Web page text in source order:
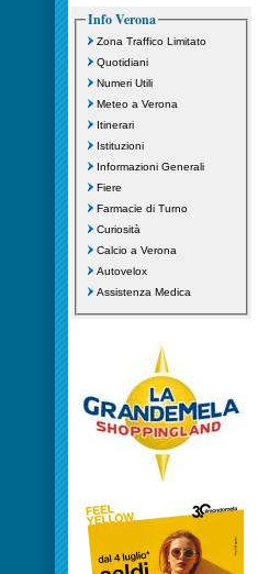
Info Verona
Zona Traffico Limitato
Quotidiani
Numeri Utili
Meteo a Verona
Itinerari
Istituzioni
Informazioni Generali
Fiere
Farmacie di Turno
Curiosità
Calcio a Verona
Autovelox
Assistenza Medica